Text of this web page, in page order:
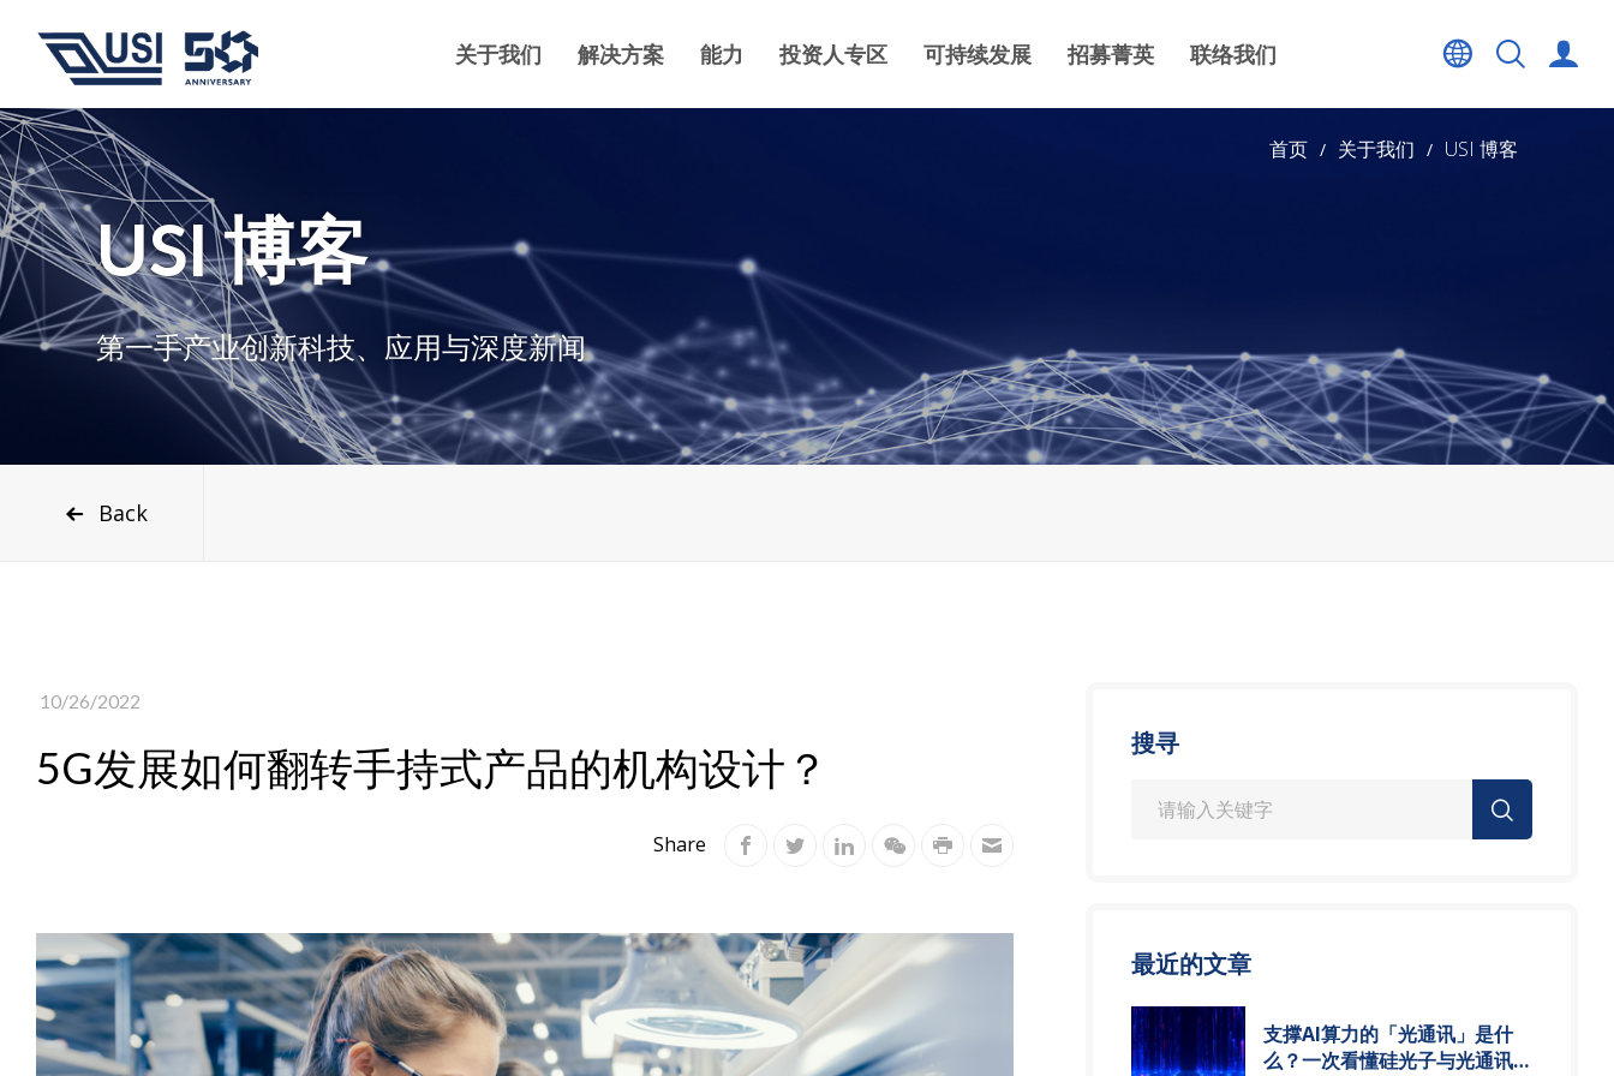
关于我们 解决方案 能力 投资人专区 可持续发展 招募菁英 联络我们
首页 关于我们 USI 博客
USI 博客
第一手产业创新科技、应用与深度新闻
Back
10/26/2022
5G发展如何翻转手持式产品的机构设计？
Share
搜寻
最近的文章
支撑AI算力的「光通讯」是什
么？一次看懂硅光子与光通讯模